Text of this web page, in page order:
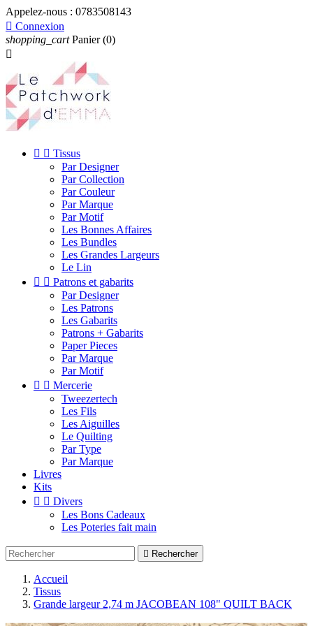
Appelez-nous : 0783508143
 Connexion
shopping_cart Panier (0)

  Tissus
Par Designer
Par Collection
Par Couleur
Par Marque
Par Motif
Les Bonnes Affaires
Les Bundles
Les Grandes Largeurs
Le Lin
  Patrons et gabarits
Par Designer
Les Patrons
Les Gabarits
Patrons + Gabarits
Paper Pieces
Par Marque
Par Motif
  Mercerie
Tweezertech
Les Fils
Les Aiguilles
Le Quilting
Par Type
Par Marque
Livres
Kits
  Divers
Les Bons Cadeaux
Les Poteries fait main
 Rechercher
Accueil
Tissus
Grande largeur 2,74 m JACOBEAN 108" QUILT BACK